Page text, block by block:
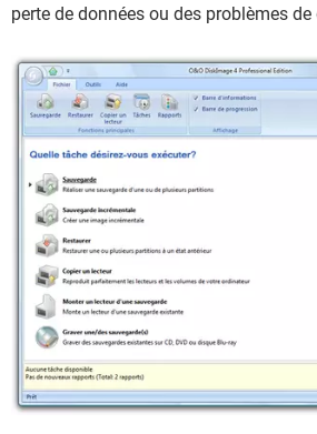
perte de données ou des problèmes de